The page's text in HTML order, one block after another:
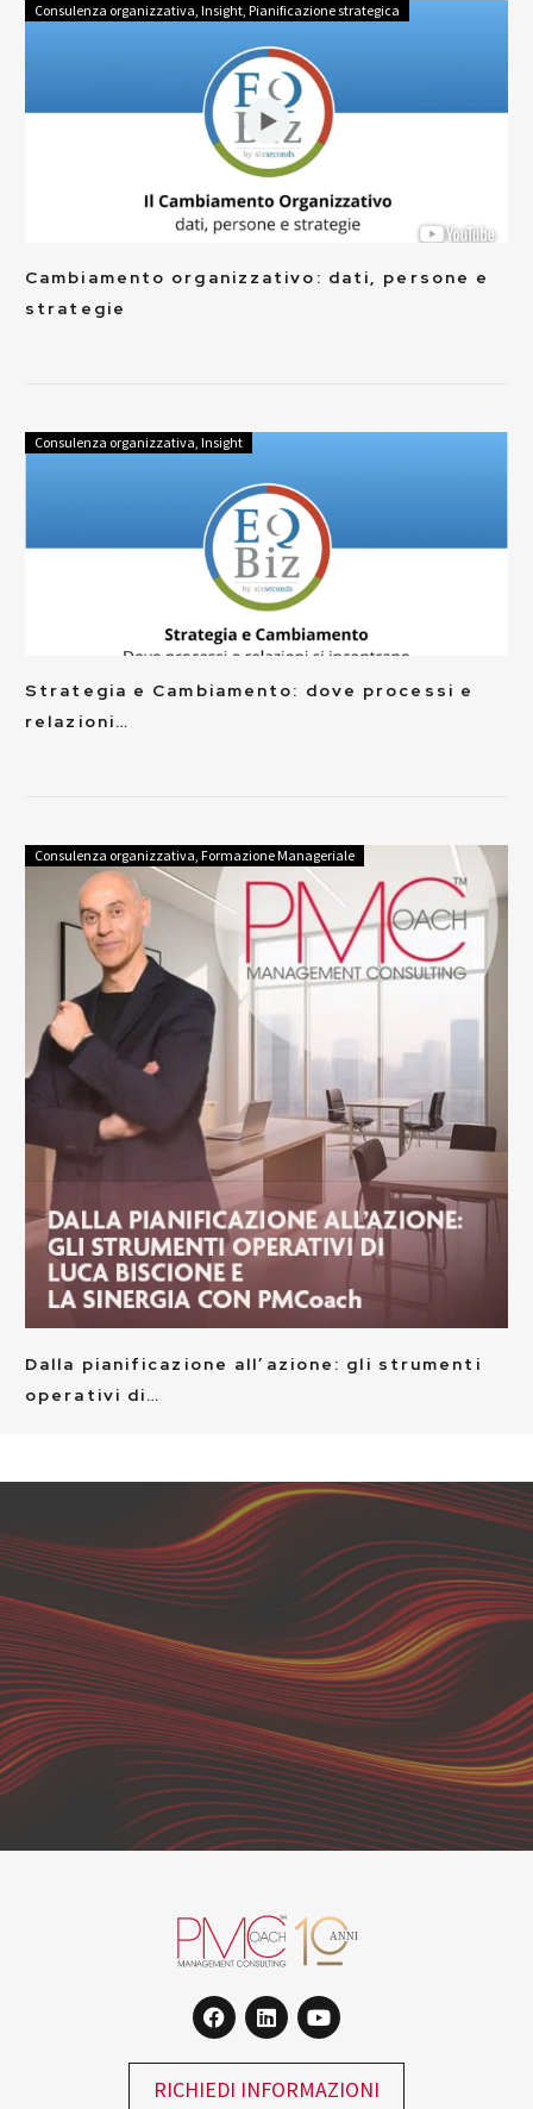
Consulenza organizzativa, Insight, Pianificazione strategica
Cambiamento organizzativo: dati, persone e
strategie
Consulenza organizzativa, Insight
Strategia e Cambiamento: dove processi e
relazioni…
Consulenza organizzativa, Formazione Manageriale
Dalla pianificazione all’azione: gli strumenti
operativi di…
RICHIEDI INFORMAZIONI